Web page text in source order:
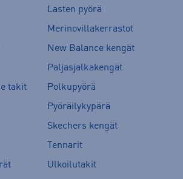
Lasten pyörä
Merinovillakerrastot
New Balance kengät
Paljasjalkakengät
takit
Polkupyörä
Pyöräilykypärä
Skechers kengät
Tennarit
Ulkoilutakit